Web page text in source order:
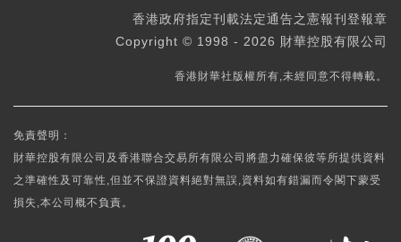
香港政府指定刊載法定通告之憲報刊登報章
Copyright © 1998 - 2026 財華控股有限公司
香港財華社版權所有,未經同意不得轉載。
免責聲明：
財華控股有限公司及香港聯合交易所有限公司將盡力確保彼等所提供資料
之準確性及可靠性,但並不保證資料絕對無誤,資料如有錯漏而令閣下蒙受
損失,本公司概不負責。